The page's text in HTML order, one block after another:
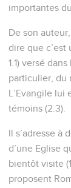
importantes
De son
dire que c’est
1.1) versé
particulier, du
L’Evangile lui
témoins (2.3).
Il s’adresse à
d’une Eglise
bientôt visite
proposent